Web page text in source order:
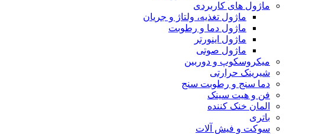
ماژول های کاربردی
ماژول تغذیه، ولتاژ و جریان
ماژول دما و رطوبت
ماژول اینورتر
ماژول صوتی
میکروسکوپ و دوربین
شیرینک حرارتی
دما سنج و رطوبت سنج
فن و هیت سینک
المان خنک کننده
باتری
سوکت و فیش آلات